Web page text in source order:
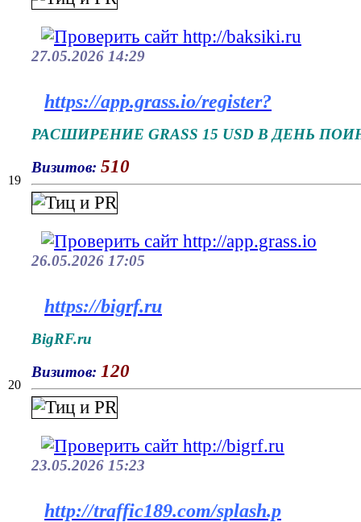
27.05.2026 14:29
19
https://app.grass.io/register?
РАСШИРЕНИЕ GRASS 15 USD В ДЕНЬ
Визитов: 510
26.05.2026 17:05
20
https://bigrf.ru
BigRF.ru
Визитов: 120
23.05.2026 15:23
http://traffic189.com/splash.p